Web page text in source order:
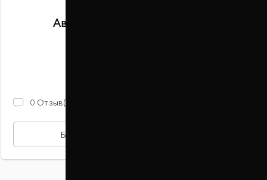
Автобаферы размер S задние
0 Отзыв(ов)
БЫСТРАЯ ПОКУПКА